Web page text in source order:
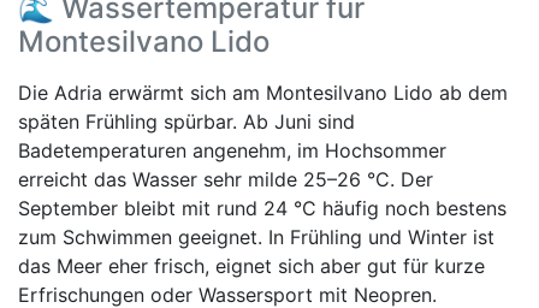
🌊 Wassertemperatur für
Montesilvano Lido
Die Adria erwärmt sich am Montesilvano Lido ab dem
späten Frühling spürbar. Ab Juni sind
Badetemperaturen angenehm, im Hochsommer
erreicht das Wasser sehr milde 25–26 °C. Der
September bleibt mit rund 24 °C häufig noch bestens
zum Schwimmen geeignet. In Frühling und Winter ist
das Meer eher frisch, eignet sich aber gut für kurze
Erfrischungen oder Wassersport mit Neopren.